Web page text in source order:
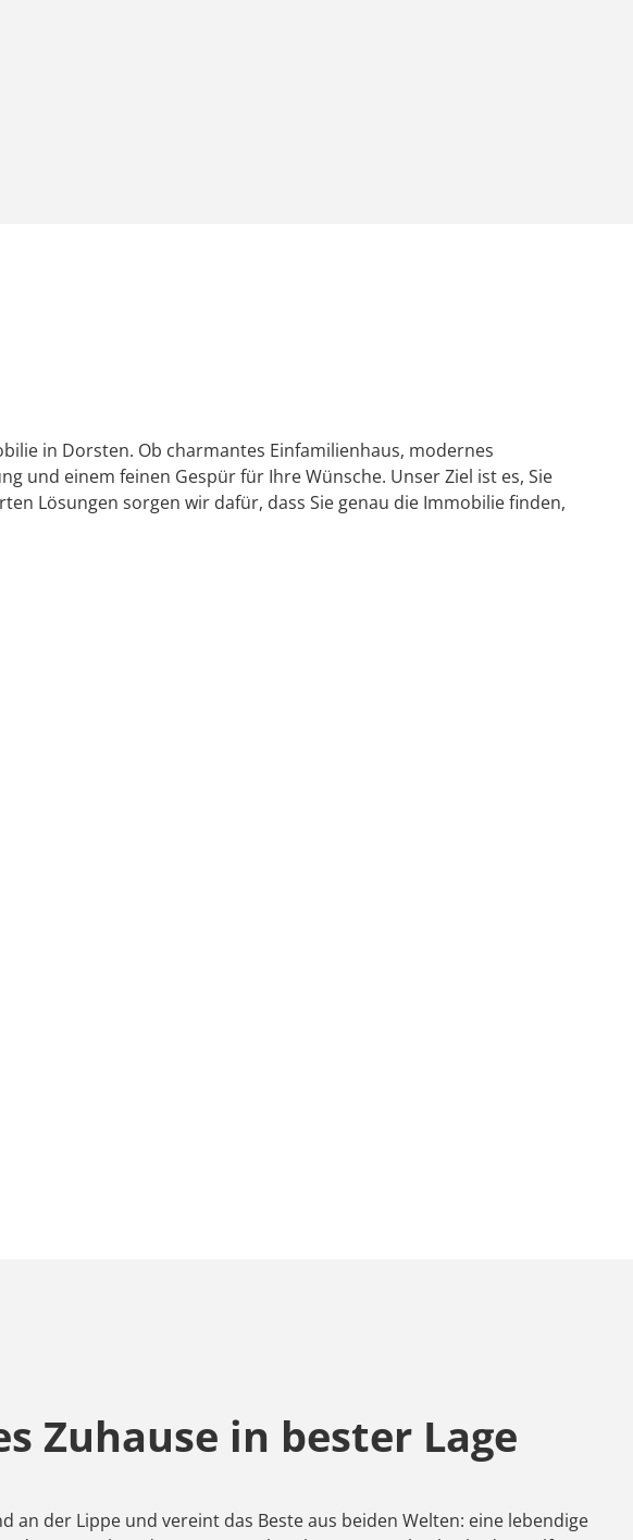
in Dorsten. Ob charmantes Einfamilienhaus, modernes
und einem feinen Gespür für Ihre Wünsche. Unser Ziel ist es, Sie
Lösungen sorgen wir dafür, dass Sie genau die Immobilie finden,
Zuhause in bester Lage
der Lippe und vereint das Beste aus beiden Welten: eine lebendige